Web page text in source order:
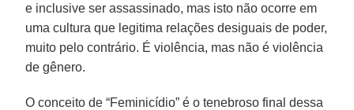
e inclusive ser assassinado, mas isto não ocorre em
uma cultura que legitima relações desiguais de poder,
muito pelo contrário. É violência, mas não é violência
de gênero.
O conceito de “Feminicídio” é o tenebroso final dessa